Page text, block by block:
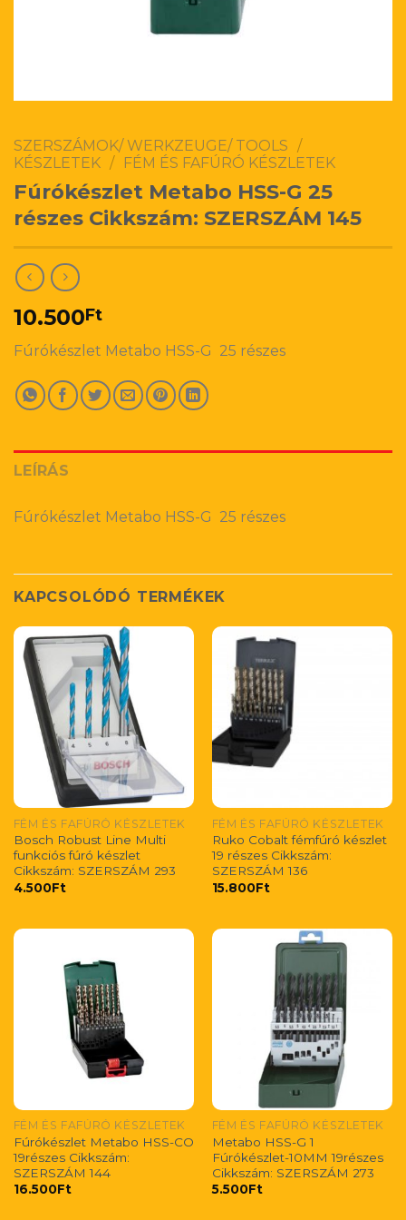
SZERSZÁMOK/ WERKZEUGE/ TOOLS /
KÉSZLETEK / FÉM ÉS FAFÚRÓ KÉSZLETEK
Fúrókészlet Metabo HSS-G 25
részes Cikkszám: SZERSZÁM 145
10.500Ft
Fúrókészlet Metabo HSS-G 25 részes
LEÍRÁS
Fúrókészlet Metabo HSS-G 25 részes
KAPCSOLÓDÓ TERMÉKEK
FÉM ÉS FAFÚRÓ KÉSZLETEK
Bosch Robust Line Multi
funkciós fúró készlet
Cikkszám: SZERSZÁM 293
4.500Ft
FÉM ÉS FAFÚRÓ KÉSZLETEK
Ruko Cobalt fémfúró készlet
19 részes Cikkszám:
SZERSZÁM 136
15.800Ft
FÉM ÉS FAFÚRÓ KÉSZLETEK
Fúrókészlet Metabo HSS-CO
19részes Cikkszám:
SZERSZÁM 144
16.500Ft
FÉM ÉS FAFÚRÓ KÉSZLETEK
Metabo HSS-G 1
Fúrókészlet-10MM 19részes
Cikkszám: SZERSZÁM 273
5.500Ft